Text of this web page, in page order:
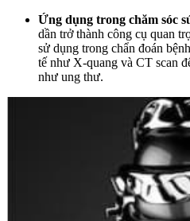
Ứng dụng trong chăm sóc
dần trở thành công cụ quan
sử dụng trong chẩn đoán
tế như X-quang và CT scan
như ung thư.